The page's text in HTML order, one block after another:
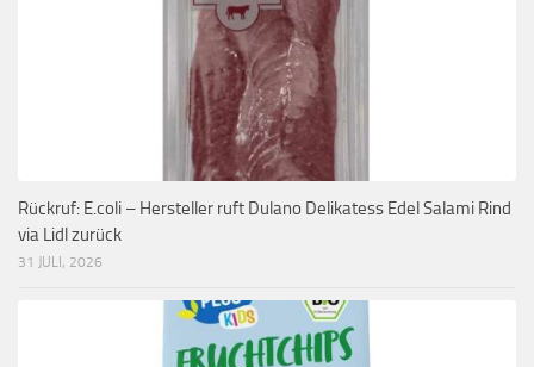
Rückruf: E.coli – Hersteller ruft Dulano Delikatess Edel Salami Rind
via Lidl zurück
31 JULI, 2026